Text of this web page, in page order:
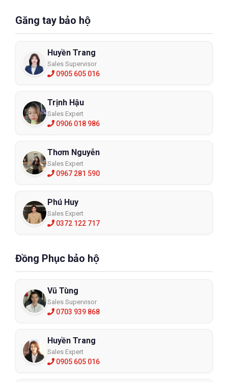
Găng tay bảo hộ
Huyền Trang
Sales Supervisor
0905 605 016
Trịnh Hậu
Sales Expert
0906 018 986
Thơm Nguyễn
Sales Expert
0967 281 590
Phú Huy
Sales Expert
0372 122 717
Đồng Phục bảo hộ
Vũ Tùng
Sales Supervisor
0703 939 868
Huyền Trang
Sales Expert
0905 605 016